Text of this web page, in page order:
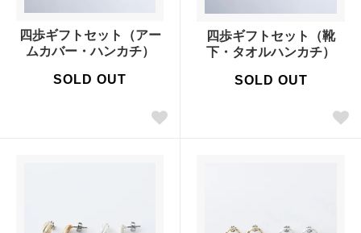
四歩ギフトセット（アー
ムカバー・ハンカチ）
SOLD OUT
四歩ギフトセット（靴
下・タオルハンカチ）
SOLD OUT